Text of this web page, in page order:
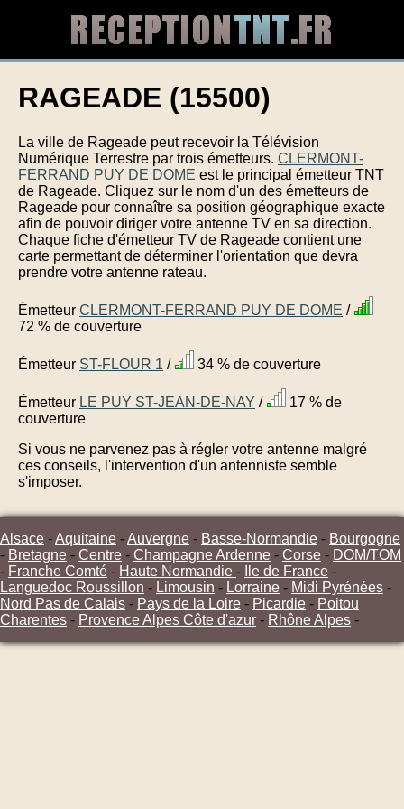
RAGEADE (15500)
La ville de Rageade peut recevoir la Télévision
Numérique Terrestre par trois émetteurs. CLERMONT-
FERRAND PUY DE DOME est le principal émetteur TNT
de Rageade. Cliquez sur le nom d'un des émetteurs de
Rageade pour connaître sa position géographique exacte
afin de pouvoir diriger votre antenne TV en sa direction.
Chaque fiche d'émetteur TV de Rageade contient une
carte permettant de déterminer l'orientation que devra
prendre votre antenne rateau.
Émetteur CLERMONT-FERRAND PUY DE DOME /
72 % de couverture
Émetteur ST-FLOUR 1 / 34 % de couverture
Émetteur LE PUY ST-JEAN-DE-NAY /
17 % de
couverture
Si vous ne parvenez pas à régler votre antenne malgré
ces conseils, l'intervention d'un antenniste semble
s'imposer.
Alsace -Aquitaine -Auvergne - Basse-Normandie - Bourgogne
- Bretagne - Centre - Champagne Ardenne - Corse - DOM/TOM
- Franche Comté - Haute Normandie - Ile de France -
Languedoc Roussillon - Limousin - Lorraine - Midi Pyrénées -
Nord Pas de Calais - Pays de la Loire - Picardie - Poitou
Charentes - Provence Alpes Côte d'azur - Rhône Alpes -